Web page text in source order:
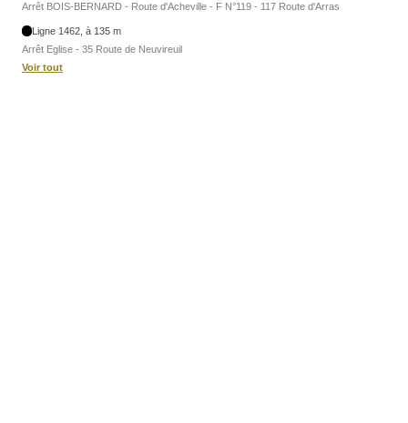
Arrêt BOIS-BERNARD - Route d'Acheville - F N°119 - 117 Route d'Arras
Ligne 1462, à 135 m
Arrêt Eglise - 35 Route de Neuvireuil
Voir tout